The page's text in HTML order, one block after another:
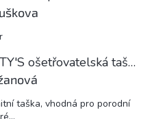
je 5 z 5 hvězdiček.
COMMUNITY'S ošetřovatelská taška
je 5 z 5 hvězdiček.
taška, vhodná pro porodní